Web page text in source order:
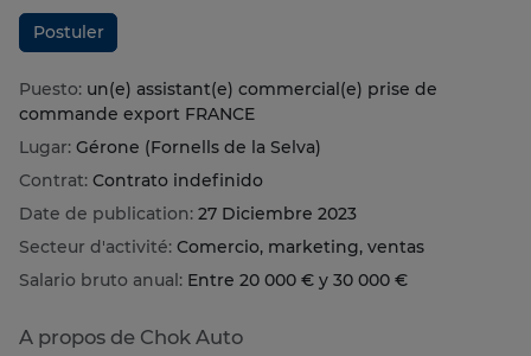
Postuler
Puesto: un(e) assistant(e) commercial(e) prise de
commande export FRANCE
Lugar: Gérone (Fornells de la Selva)
Contrat: Contrato indefinido
Date de publication: 27 Diciembre 2023
Secteur d'activité: Comercio, marketing, ventas
Salario bruto anual: Entre 20 000 € y 30 000 €
A propos de Chok Auto